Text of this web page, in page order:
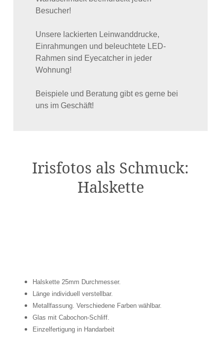
Besucher!
Unsere lackierten Leinwanddrucke,
Einrahmungen und beleuchtete LED-
Rahmen sind Eyecatcher in jeder
Wohnung!
Beispiele und Beratung gibt es gerne bei
uns im Geschäft!
Irisfotos als Schmuck:
Halskette
Halskette 25mm Durchmesser.
Länge individuell verstellbar.
Metallfassung. Verschiedene Farben wählbar.
Glas mit Cabochon-Schliff.
Einzelfertigung in Handarbeit